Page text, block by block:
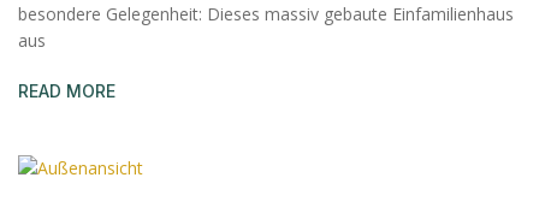
besondere Gelegenheit: Dieses massiv gebaute Einfamilienhaus
aus
READ MORE